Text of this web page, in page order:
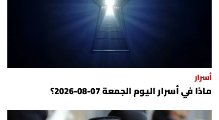
أسرار
ماذا في أسرار اليوم الجمعة 07-08-2026؟